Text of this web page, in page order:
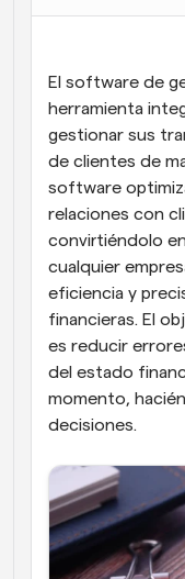
Blog
Mantente al
actualizaciones
Reuniones
Reúnete con
Enlaces de
Reserva
Webhooks
Recibe
El software de
herramienta
gestionar sus
de clientes de
software
relaciones con
convirtiéndolo
cualquier
eficiencia y
financieras. El
es reducir
del estado
momento,
decisiones.